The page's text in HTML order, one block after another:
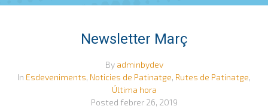
Newsletter Març
By adminbydev
In Esdeveniments, Noticies de Patinatge, Rutes de Patinatge,
Última hora
Posted febrer 26, 2019